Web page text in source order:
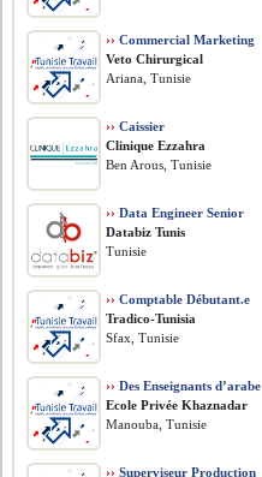
›› Commercial Marketing
Veto Chirurgical
Ariana, Tunisie
›› Caissier
Clinique Ezzahra
Ben Arous, Tunisie
›› Data Engineer Senior
Databiz Tunis
Tunisie
›› Comptable Débutant.e
Tradico-Tunisia
Sfax, Tunisie
›› Des Enseignants d’arabe
Ecole Privée Khaznadar
Manouba, Tunisie
›› Superviseur Production